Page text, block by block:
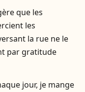
que les
les
la rue ne le
par gratitude
jour, je mange